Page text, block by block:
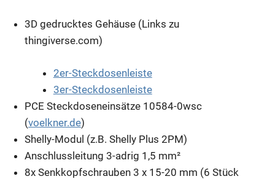
3D gedrucktes Gehäuse (Links zu
thingiverse.com)
2er-Steckdosenleiste
3er-Steckdosenleiste
PCE Steckdoseneinsätze 10584-0wsc
(voelkner.de)
Shelly-Modul (z.B. Shelly Plus 2PM)
Anschlussleitung 3-adrig 1,5 mm²
8x Senkkopfschrauben 3 x 15-20 mm (6 Stück